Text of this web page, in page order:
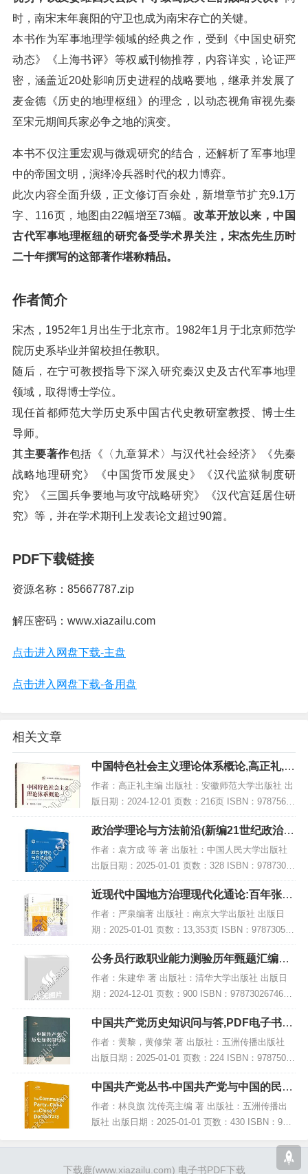
时，南宋末年襄阳的守卫也成为南宋存亡的关键。
本书作为军事地理学领域的经典之作，受到《中国史研究
动态》《上海书评》等权威刊物推荐，内容详实，论证严
密，涵盖近20处影响历史进程的战略要地，继承并发展了
麦金德《历史的地理枢纽》的理念，以动态视角审视先秦
至宋元期间兵家必争之地的演变。
本书不仅注重宏观与微观研究的结合，还解析了军事地理
中的帝国文明，演绎冷兵器时代的权力博弈。
此次内容全面升级，正文修订百余处，新增章节扩充9.1万
字、116页，地图由22幅增至73幅。改革开放以来，中国
古代军事地理枢纽的研究备受学术界关注，宋杰先生历时
二十年撰写的这部著作堪称精品。
作者简介
宋杰，1952年1月出生于北京市。1982年1月于北京师范学
院历史系毕业并留校担任教职。
随后，在宁可教授指导下深入研究秦汉史及古代军事地理
领域，取得博士学位。
现任首都师范大学历史系中国古代史教研室教授、博士生
导师。
其主要著作包括《〈九章算术〉与汉代社会经济》《先秦
战略地理研究》《中国货币发展史》《汉代监狱制度研
究》《三国兵争要地与攻守战略研究》《汉代宫廷居住研
究》等，并在学术期刊上发表论文超过90篇。
PDF下载链接
资源名称：85667787.zip
解压密码：www.xiazailu.com
点击进入网盘下载-主盘
点击进入网盘下载-备用盘
相关文章
中国特色社会主义理论体系概论,高正礼,P
DF电子书网盘下载
作者：高正礼主编 出版社：安徽师范大学出版社 出
版日期：2024-12-01 页数：216页 ISBN：97875676
17032 电子书大小：224MB [高清扫描版PDF格式]
内容简介...
政治学理论与方法前沿(新编21世纪政治学
系列教材),PDF下载
作者：袁方成 等 著 出版社：中国人民大学出版社
出版日期：2025-01-01 页数：328 ISBN：97873003
28423 电子书大小：231MB [高清扫描版PDF格式]
内容简...
近现代中国地方治理现代化通论:百年张謇
与路径探索,PDF下载
作者：严泉编著 出版社：南京大学出版社 出版日
期：2025-01-01 页数：13,353页 ISBN：978730528
1747 电子书大小：238MB [高清扫描版PDF格式] 内
容简介...
公务员行政职业能力测验历年甄题汇编及
参考答案解析,PDF下载
作者：朱建华 著 出版社：清华大学出版社 出版日
期：2024-12-01 页数：900 ISBN：9787302674665
电子书大小：225MB [高清扫描版PDF格式] 内容简
介 《公...
中国共产党历史知识问与答,PDF电子书下
载,网盘资源
作者：黄黎，黄修荣 著 出版社：五洲传播出版社
出版日期：2025-01-01 页数：224 ISBN：97875085
42683 电子书大小：263MB [高清扫描版PDF格式]
内容简介...
中国共产党丛书-中国共产党与中国的民主
建设(英),PDF下载
作者：林良旗 沈传亮主编 著 出版社：五洲传播出
版社 出版日期：2025-01-01 页数：430 ISBN：978
下载鹿(www.xiazailu.com) 电子书PDF下载